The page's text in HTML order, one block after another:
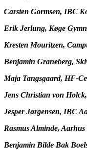
Carsten Gormsen, IBC
Erik Jerlung, Køge
Kresten Mouritzen,
Benjamin Graneberg,
Maja Tangsgaard, HF-
Jens Christian von Holck,
Jesper Jørgensen, IBC
Rasmus Alminde,
Benjamin Bilde Bak